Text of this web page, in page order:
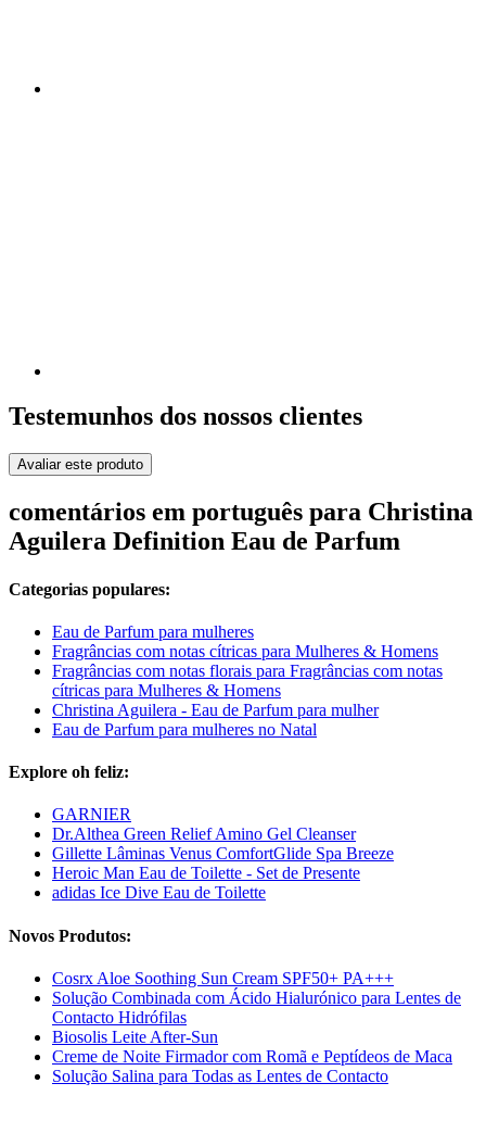
Testemunhos dos nossos clientes
Avaliar este produto
comentários em português para Christina
Aguilera Definition Eau de Parfum
Categorias populares:
Eau de Parfum para mulheres
Fragrâncias com notas cítricas para Mulheres & Homens
Fragrâncias com notas florais para Fragrâncias com notas
cítricas para Mulheres & Homens
Christina Aguilera - Eau de Parfum para mulher
Eau de Parfum para mulheres no Natal
Explore oh feliz:
GARNIER
Dr.Althea Green Relief Amino Gel Cleanser
Gillette Lâminas Venus ComfortGlide Spa Breeze
Heroic Man Eau de Toilette - Set de Presente
adidas Ice Dive Eau de Toilette
Novos Produtos:
Cosrx Aloe Soothing Sun Cream SPF50+ PA+++
Solução Combinada com Ácido Hialurónico para Lentes de
Contacto Hidrófilas
Biosolis Leite After-Sun
Creme de Noite Firmador com Romã e Peptídeos de Maca
Solução Salina para Todas as Lentes de Contacto